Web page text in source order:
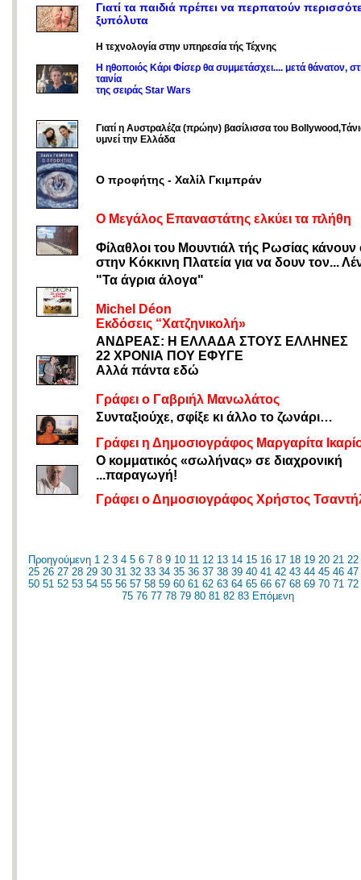
Γιατί τα παιδιά πρέπει να περπατούν
ξυπόλυτα
Η τεχνολογία στην υπηρεσία τής Τέχνης
Η ηθοποιός Κάρι Φίσερ θα συμμετάσχει.... μετά θάνατον,
ταινία
της σειράς Star Wars
Γιατί η Αυστραλέζα (πρώην) βασίλισσα του
υμνεί την Ελλάδα
Ο προφήτης - Χαλίλ Γκιμπράν
Ο Μεγάλος Επαναστάτης ελκύει τα πλήθη
Φίλαθλοι του Μουντιάλ τής Ρωσίας κάνουν
στην Κόκκινη Πλατεία για να δουν τον...
"Τα άγρια άλογα"
Michel Déon
Εκδόσεις “Χατζηνικολή»
ΑΝΔΡΕΑΣ: Η ΕΛΛΑΔΑ ΣΤΟΥΣ ΕΛΛΗΝΕΣ
22 ΧΡΟΝΙΑ ΠΟΥ ΕΦΥΓΕ
Αλλά πάντα εδώ
Γράφει ο Γαβριήλ Μανωλάτος
Συνταξιούχε, σφίξε κι άλλο το ζωνάρι…
Γράφει η Δημοσιογράφος Μαργαρίτα
Ο κομματικός «σωλήνας» σε διαχρονική
...παραγωγή!
Γράφει ο Δημοσιογράφος Χρήστος
Προηγούμενη 1 2 3 4 5 6 7 8 9 10 11 12 13 14 15 16 17 18 19 20 21 22
25 26 27 28 29 30 31 32 33 34 35 36 37 38 39 40 41 42 43 44 45 46 47
50 51 52 53 54 55 56 57 58 59 60 61 62 63 64 65 66 67 68 69 70 71 72
75 76 77 78 79 80 81 82 83 Επόμενη